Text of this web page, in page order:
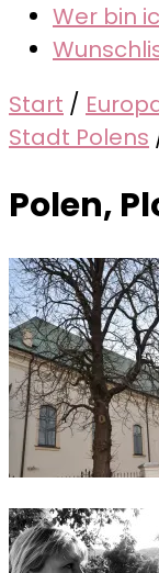
Wer bin
Start /
Stadt Polens
Polen,